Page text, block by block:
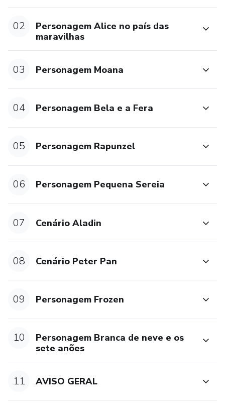
02
Personagem Alice no país das
maravilhas
03 Personagem Moana
04 Personagem Bela e a Fera
05 Personagem Rapunzel
06 Personagem Pequena Sereia
07 Cenário Aladin
08 Cenário Peter Pan
09 Personagem Frozen
10
Personagem Branca de neve e os
sete anões
11 AVISO GERAL